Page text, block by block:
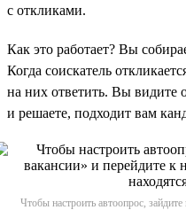
с откликами.
Как это работает? Вы
Когда соискатель
на них ответить. Вы видите
и решаете, подходит вам
Чтобы настроить автоопрос,